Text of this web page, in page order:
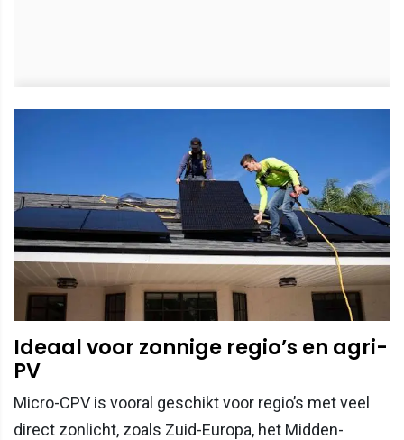
Ideaal voor zonnige regio’s en agri-
PV
Micro-CPV is vooral geschikt voor regio’s met veel
direct zonlicht, zoals Zuid-Europa, het Midden-